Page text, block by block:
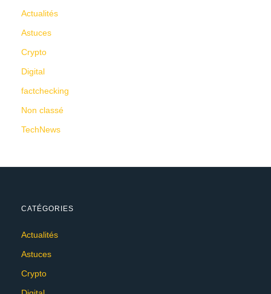
Actualités
Astuces
Crypto
Digital
factchecking
Non classé
TechNews
CATÉGORIES
Actualités
Astuces
Crypto